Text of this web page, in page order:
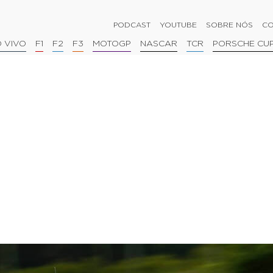
PODCAST YOUTUBE SOBRE NÓS
VIVO F1 F2 F3 MOTOGP NASCAR TCR PORSCHE